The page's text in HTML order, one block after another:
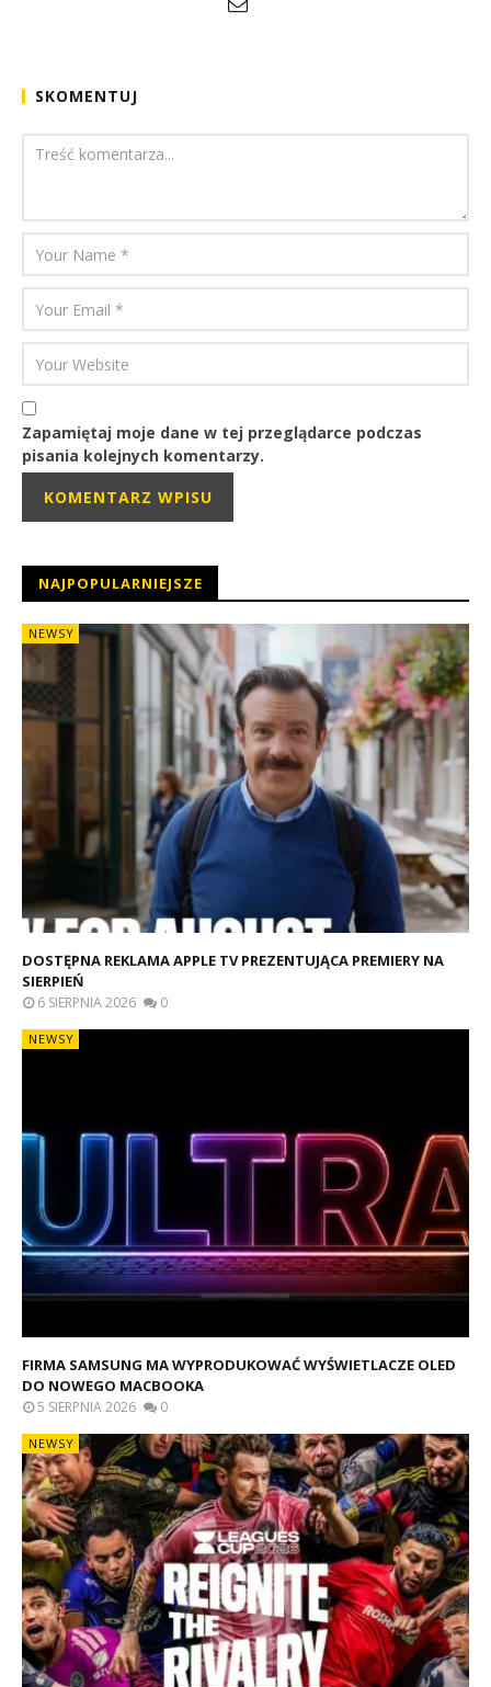
SKOMENTUJ
Zapamiętaj moje dane w tej przeglądarce podczas
pisania kolejnych komentarzy.
NAJPOPULARNIEJSZE
NEWSY
DOSTĘPNA REKLAMA APPLE TV PREZENTUJĄCA PREMIERY NA
SIERPIEŃ
6 SIERPNIA 2026 0
NEWSY
FIRMA SAMSUNG MA WYPRODUKOWAĆ WYŚWIETLACZE OLED
DO NOWEGO MACBOOKA
5 SIERPNIA 2026 0
NEWSY